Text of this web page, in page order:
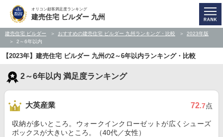
オリコン顧客満足度ランキング
建売住宅 ビルダー 九州
建売住宅 ビルダー おすすめの建売住宅 ビルダー 九州ランキング・比較
2023年版
2～6年以内
【2023年】建売住宅 ビルダー 九州の2～6年以内ランキング・比較
2～6年以内 満足度ランキング
大英産業 72.7点
収納が多いところ。ウォークインクローゼットが広くシューズ
ボックスが大きいところ。（40代／女性）